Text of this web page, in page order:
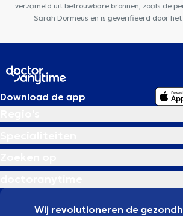
verzameld uit betrouwbare bronnen, zoals de
Sarah Dormeus en is geverifieerd door
Download de app
Wij revolutioneren de